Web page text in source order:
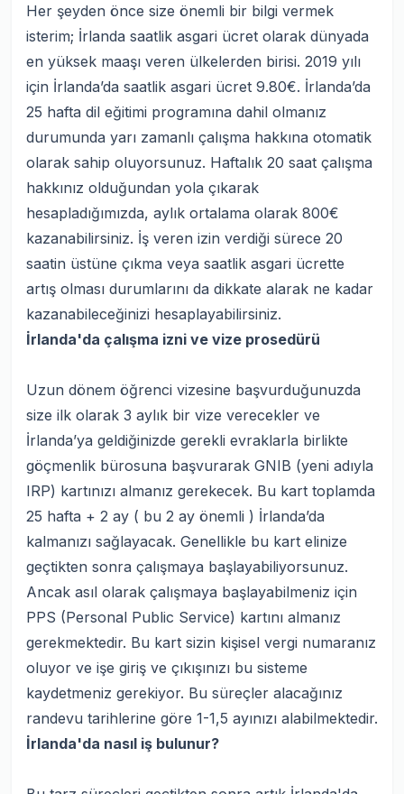
Her şeyden önce size önemli bir bilgi vermek
isterim; İrlanda saatlik asgari ücret olarak dünyada
en yüksek maaşı veren ülkelerden birisi. 2019 yılı
için İrlanda’da saatlik asgari ücret 9.80€. İrlanda’da
25 hafta dil eğitimi programına dahil olmanız
durumunda yarı zamanlı çalışma hakkına otomatik
olarak sahip oluyorsunuz. Haftalık 20 saat çalışma
hakkınız olduğundan yola çıkarak
hesapladığımızda, aylık ortalama olarak 800€
kazanabilirsiniz. İş veren izin verdiği sürece 20
saatin üstüne çıkma veya saatlik asgari ücrette
artış olması durumlarını da dikkate alarak ne kadar
kazanabileceğinizi hesaplayabilirsiniz.
İrlanda'da çalışma izni ve vize prosedürü
Uzun dönem öğrenci vizesine başvurduğunuzda
size ilk olarak 3 aylık bir vize verecekler ve
İrlanda’ya geldiğinizde gerekli evraklarla birlikte
göçmenlik bürosuna başvurarak GNIB (yeni adıyla
IRP) kartınızı almanız gerekecek. Bu kart toplamda
25 hafta + 2 ay ( bu 2 ay önemli ) İrlanda’da
kalmanızı sağlayacak. Genellikle bu kart elinize
geçtikten sonra çalışmaya başlayabiliyorsunuz.
Ancak asıl olarak çalışmaya başlayabilmeniz için
PPS (Personal Public Service) kartını almanız
gerekmektedir. Bu kart sizin kişisel vergi numaranız
oluyor ve işe giriş ve çıkışınızı bu sisteme
kaydetmeniz gerekiyor. Bu süreçler alacağınız
randevu tarihlerine göre 1-1,5 ayınızı alabilmektedir.
İrlanda'da nasıl iş bulunur?